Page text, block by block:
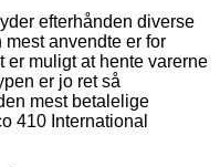
efterhånden diverse
anvendte er for
muligt at hente varerne
er jo ret så
mest betalelige
410 International